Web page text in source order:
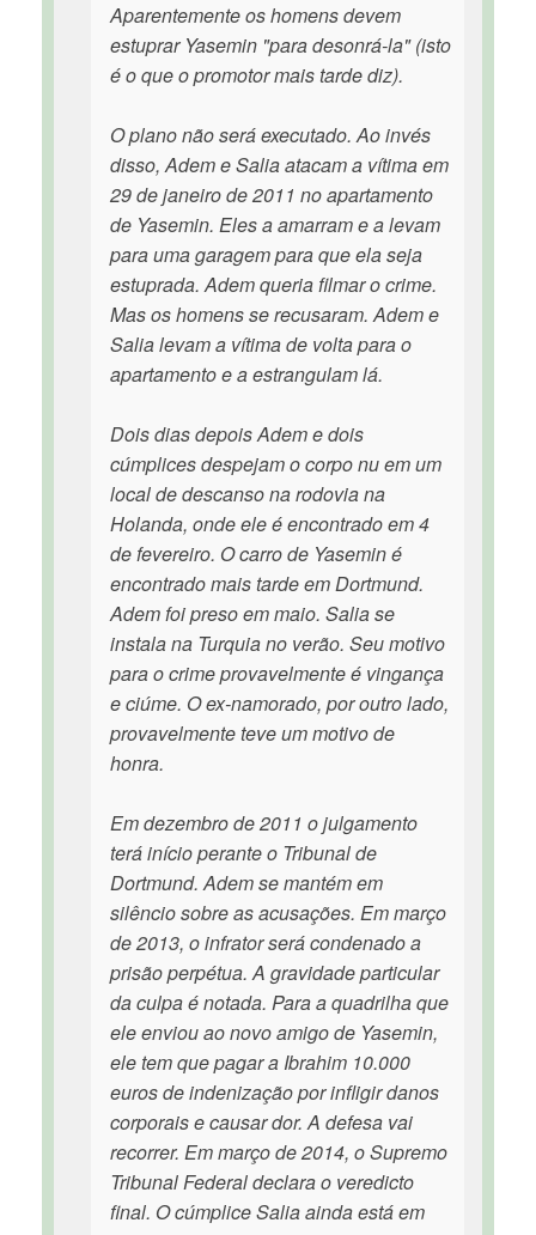
Aparentemente os homens devem
estuprar Yasemin "para desonrá-la" (isto
é o que o promotor mais tarde diz).
O plano não será executado. Ao invés
disso, Adem e Salia atacam a vítima em
29 de janeiro de 2011 no apartamento
de Yasemin. Eles a amarram e a levam
para uma garagem para que ela seja
estuprada. Adem queria filmar o crime.
Mas os homens se recusaram. Adem e
Salia levam a vítima de volta para o
apartamento e a estrangulam lá.
Dois dias depois Adem e dois
cúmplices despejam o corpo nu em um
local de descanso na rodovia na
Holanda, onde ele é encontrado em 4
de fevereiro. O carro de Yasemin é
encontrado mais tarde em Dortmund.
Adem foi preso em maio. Salia se
instala na Turquia no verão. Seu motivo
para o crime provavelmente é vingança
e ciúme. O ex-namorado, por outro lado,
provavelmente teve um motivo de
honra.
Em dezembro de 2011 o julgamento
terá início perante o Tribunal de
Dortmund. Adem se mantém em
silêncio sobre as acusações. Em março
de 2013, o infrator será condenado a
prisão perpétua. A gravidade particular
da culpa é notada. Para a quadrilha que
ele enviou ao novo amigo de Yasemin,
ele tem que pagar a Ibrahim 10.000
euros de indenização por infligir danos
corporais e causar dor. A defesa vai
recorrer. Em março de 2014, o Supremo
Tribunal Federal declara o veredicto
final. O cúmplice Salia ainda está em